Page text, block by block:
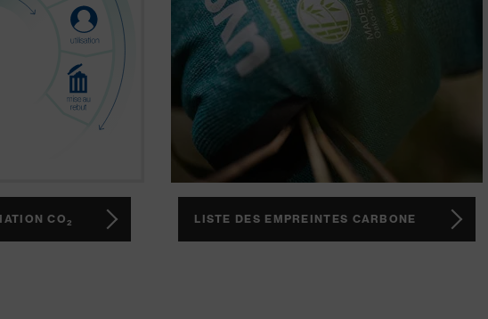
CO2 LISTE DES EMPREINTES CARBONE